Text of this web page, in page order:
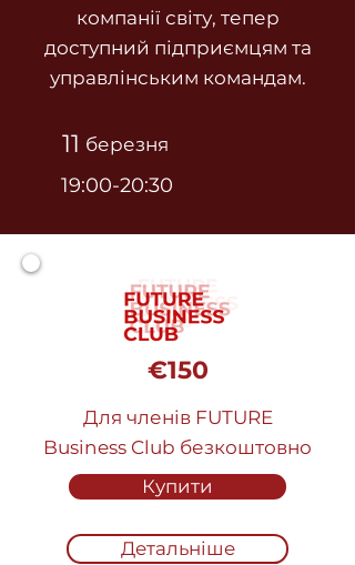
компанії світу, тепер
доступний підприємцям та
управлінським командам.
11 березня
19:00-20:30
€150
Для членів FUTURE
Business Club безкоштовно
Купити
Детальніше